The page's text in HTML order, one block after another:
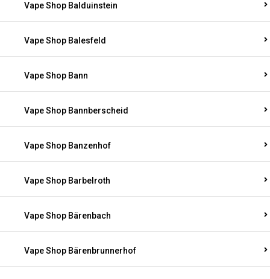
Vape Shop Balduinstein
Vape Shop Balesfeld
Vape Shop Bann
Vape Shop Bannberscheid
Vape Shop Banzenhof
Vape Shop Barbelroth
Vape Shop Bärenbach
Vape Shop Bärenbrunnerhof